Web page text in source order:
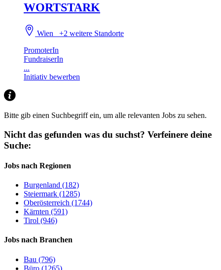
WORTSTARK
Wien+2 weitere Standorte
PromoterIn
FundraiserIn
...
Initiativ bewerben
Bitte gib einen Suchbegriff ein, um alle relevanten Jobs zu sehen.
Nicht das gefunden was du suchst? Verfeinere deine
Suche:
Jobs nach Regionen
Burgenland (182)
Steiermark (1285)
Oberösterreich (1744)
Kärnten (591)
Tirol (946)
Jobs nach Branchen
Bau (796)
Büro (1265)